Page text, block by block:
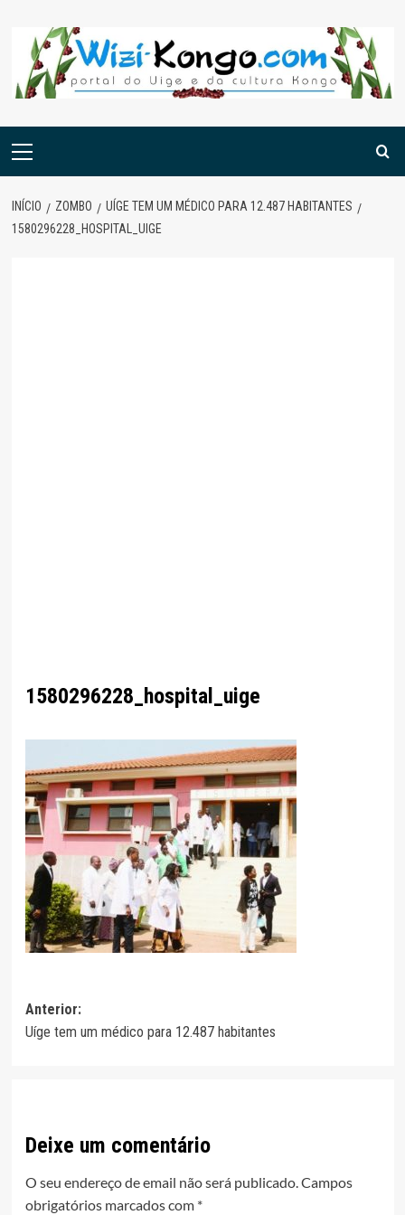
content
Menu
INÍCIO ZOMBO
UÍGE TEM UM MÉDICO PARA 12.487 HABITANTES
1580296228_HOSPITAL_UIGE
1580296228_hospital_uige
Navegação
de
Anterior:
Uíge tem um médico para 12.487 habitantes
Deixe um comentário
O seu endereço de email não será publicado.Campos
obrigatórios marcados com *